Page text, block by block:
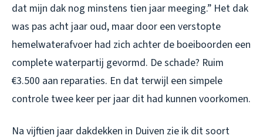
dat mijn dak nog minstens tien jaar meeging.” Het dak
was pas acht jaar oud, maar door een verstopte
hemelwaterafvoer had zich achter de boeiboorden een
complete waterpartij gevormd. De schade? Ruim
€3.500 aan reparaties. En dat terwijl een simpele
controle twee keer per jaar dit had kunnen voorkomen.
Na vijftien jaar dakdekken in Duiven zie ik dit soort